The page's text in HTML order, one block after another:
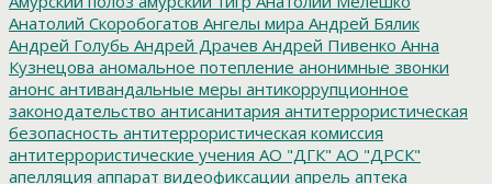
Анатолий Скоробогатов Ангелы мира Андрей Бялик
Андрей Голубь Андрей Драчев Андрей Пивенко Анна
Кузнецова аномальное потепление анонимные звонки
анонс антивандальные меры антикоррупционное
законодательство антисанитария антитеррористическая
безопасность антитеррористическая комиссия
антитеррористические учения АО "ДГК" АО "ДРСК"
апелляция аппарат видеофиксации апрель аптека